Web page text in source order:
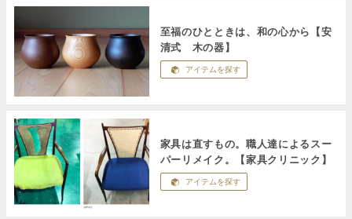
至福のひとときは、和の心から【安
清式 木の器】
アイテムを探す
家具は直すもの。職人達によるスー
パーリメイク。【家具クリニック】
アイテムを探す